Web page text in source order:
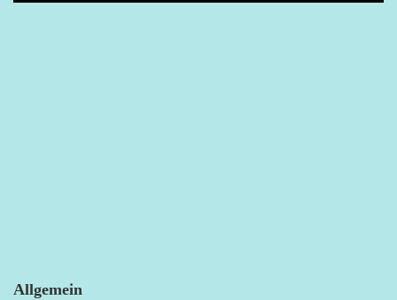
Allgemein